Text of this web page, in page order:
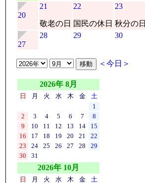
20
21
敬老の日
22
国民の休日
23
秋分の日
27
28 29 30
＜今日＞
2026年 8月
日 月 火 水 木 金
土
1
2
3 4 5 6 7
8
9
10 11 12 13 14
15
16
17 18 19 20 21
22
23
24 25 26 27 28
29
30
31
2026年 10月
日 月 火 水 木 金
土